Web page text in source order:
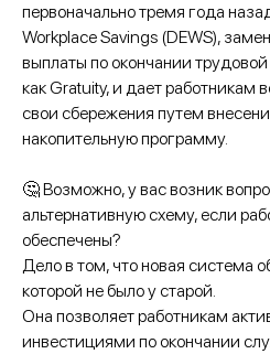
первоначально тремя года
Workplace Savings (DEWS),
выплаты по окончании
как Gratuity, и дает работникам
свои сбережения путем
накопительную программу.
🤔 Возможно, у вас возник
альтернативную схему, если
обеспечены?
Дело в том, что новая система
которой не было у старой.
Она позволяет работникам
инвестициями по окончании